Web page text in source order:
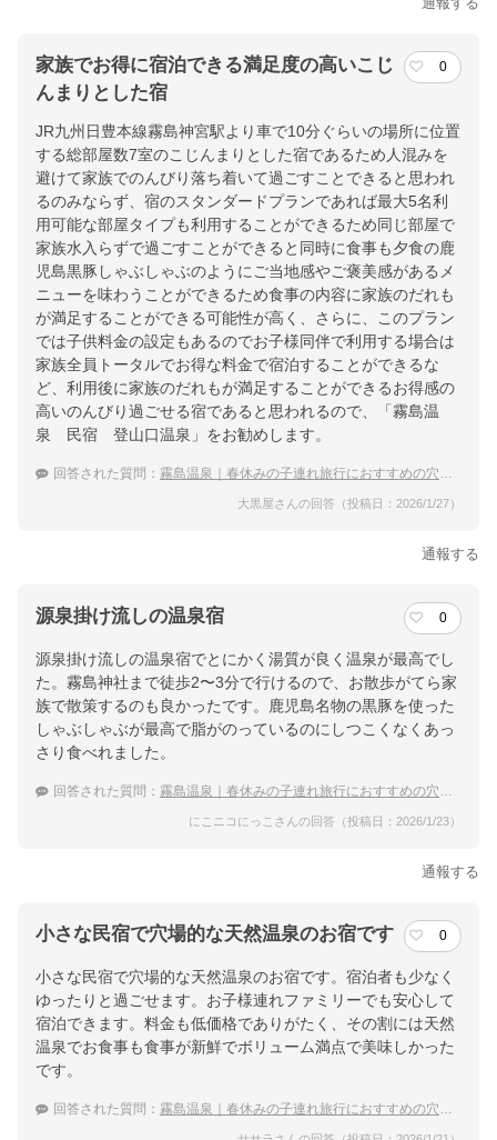
家族でお得に宿泊できる満足度の高いこじ
んまりとした宿
0
JR九州日豊本線霧島神宮駅より車で10分ぐらいの場所に位置
する総部屋数7室のこじんまりとした宿であるため人混みを
避けて家族でのんびり落ち着いて過ごすことできると思われ
るのみならず、宿のスタンダードプランであれば最大5名利
用可能な部屋タイプも利用することができるため同じ部屋で
家族水入らずで過ごすことができると同時に食事も夕食の鹿
児島黒豚しゃぶしゃぶのようにご当地感やご褒美感があるメ
ニューを味わうことができるため食事の内容に家族のだれも
が満足することができる可能性が高く、さらに、このプラン
では子供料金の設定もあるのでお子様同伴で利用する場合は
家族全員トータルでお得な料金で宿泊することができるな
ど、利用後に家族のだれもが満足することができるお得感の
高いのんびり過ごせる宿であると思われるので、「霧島温
泉 民宿 登山口温泉」をお勧めします。
回答された質問： 霧島温泉｜春休みの子連れ旅行におすすめの穴場な宿は？
大黒屋さんの回答（投稿日：2026/1/27）
通報する
源泉掛け流しの温泉宿 0
源泉掛け流しの温泉宿でとにかく湯質が良く温泉が最高でし
た。霧島神社まで徒歩2〜3分で行けるので、お散歩がてら家
族で散策するのも良かったです。鹿児島名物の黒豚を使った
しゃぶしゃぶが最高で脂がのっているのにしつこくなくあっ
さり食べれました。
回答された質問： 霧島温泉｜春休みの子連れ旅行におすすめの穴場な宿は？
にこニコにっこさんの回答（投稿日：2026/1/23）
通報する
小さな民宿で穴場的な天然温泉のお宿です 0
小さな民宿で穴場的な天然温泉のお宿です。宿泊者も少なく
ゆったりと過ごせます。お子様連れファミリーでも安心して
宿泊できます。料金も低価格でありがたく、その割には天然
温泉でお食事も食事が新鮮でボリューム満点で美味しかった
です。
回答された質問： 霧島温泉｜春休みの子連れ旅行におすすめの穴場な宿は？